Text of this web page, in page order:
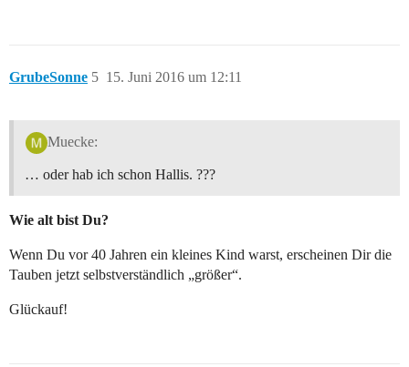
GrubeSonne 15. Juni 2016 um 12:11
5
Muecke:
… oder hab ich schon Hallis. ???
Wie alt bist Du?
Wenn Du vor 40 Jahren ein kleines Kind warst, erscheinen Dir die
Tauben jetzt selbstverständlich „größer“.
Glückauf!